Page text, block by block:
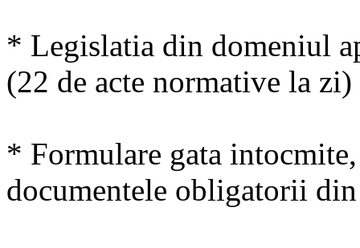
* Legislatia din domeniul
(22 de acte normative la zi)
* Formulare gata
documentele obligatorii